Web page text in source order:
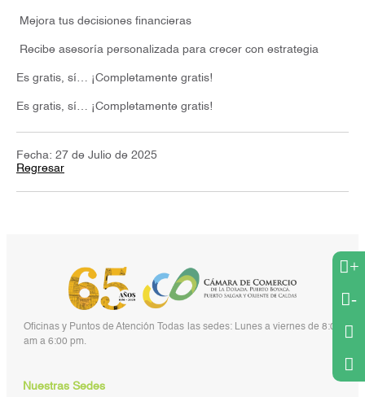
Mejora tus decisiones financieras
Recibe asesoría personalizada para crecer con estrategia
Es gratis, sí… ¡Completamente gratis!
Es gratis, sí… ¡Completamente gratis!
Fecha: 27 de Julio de 2025
Regresar
+
-
Oficinas y Puntos de Atención Todas las sedes: Lunes a viernes de 8:00
am a 6:00 pm.
Nuestras Sedes